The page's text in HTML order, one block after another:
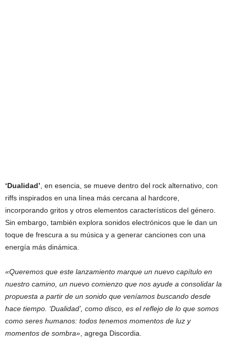
‘Dualidad’ , en esencia, se mueve dentro del rock alternativo, con
riffs inspirados en una línea más cercana al hardcore,
incorporando gritos y otros elementos característicos del género.
Sin embargo, también explora sonidos electrónicos que le dan un
toque de frescura a su música y a generar canciones con una
energía más dinámica.
«Queremos que este lanzamiento marque un nuevo capítulo en
nuestro camino, un nuevo comienzo que nos ayude a consolidar la
propuesta a partir de un sonido que veníamos buscando desde
hace tiempo. ‘Dualidad’, como disco, es el reflejo de lo que somos
como seres humanos: todos tenemos momentos de luz y
momentos de sombra» , agrega Discordia.